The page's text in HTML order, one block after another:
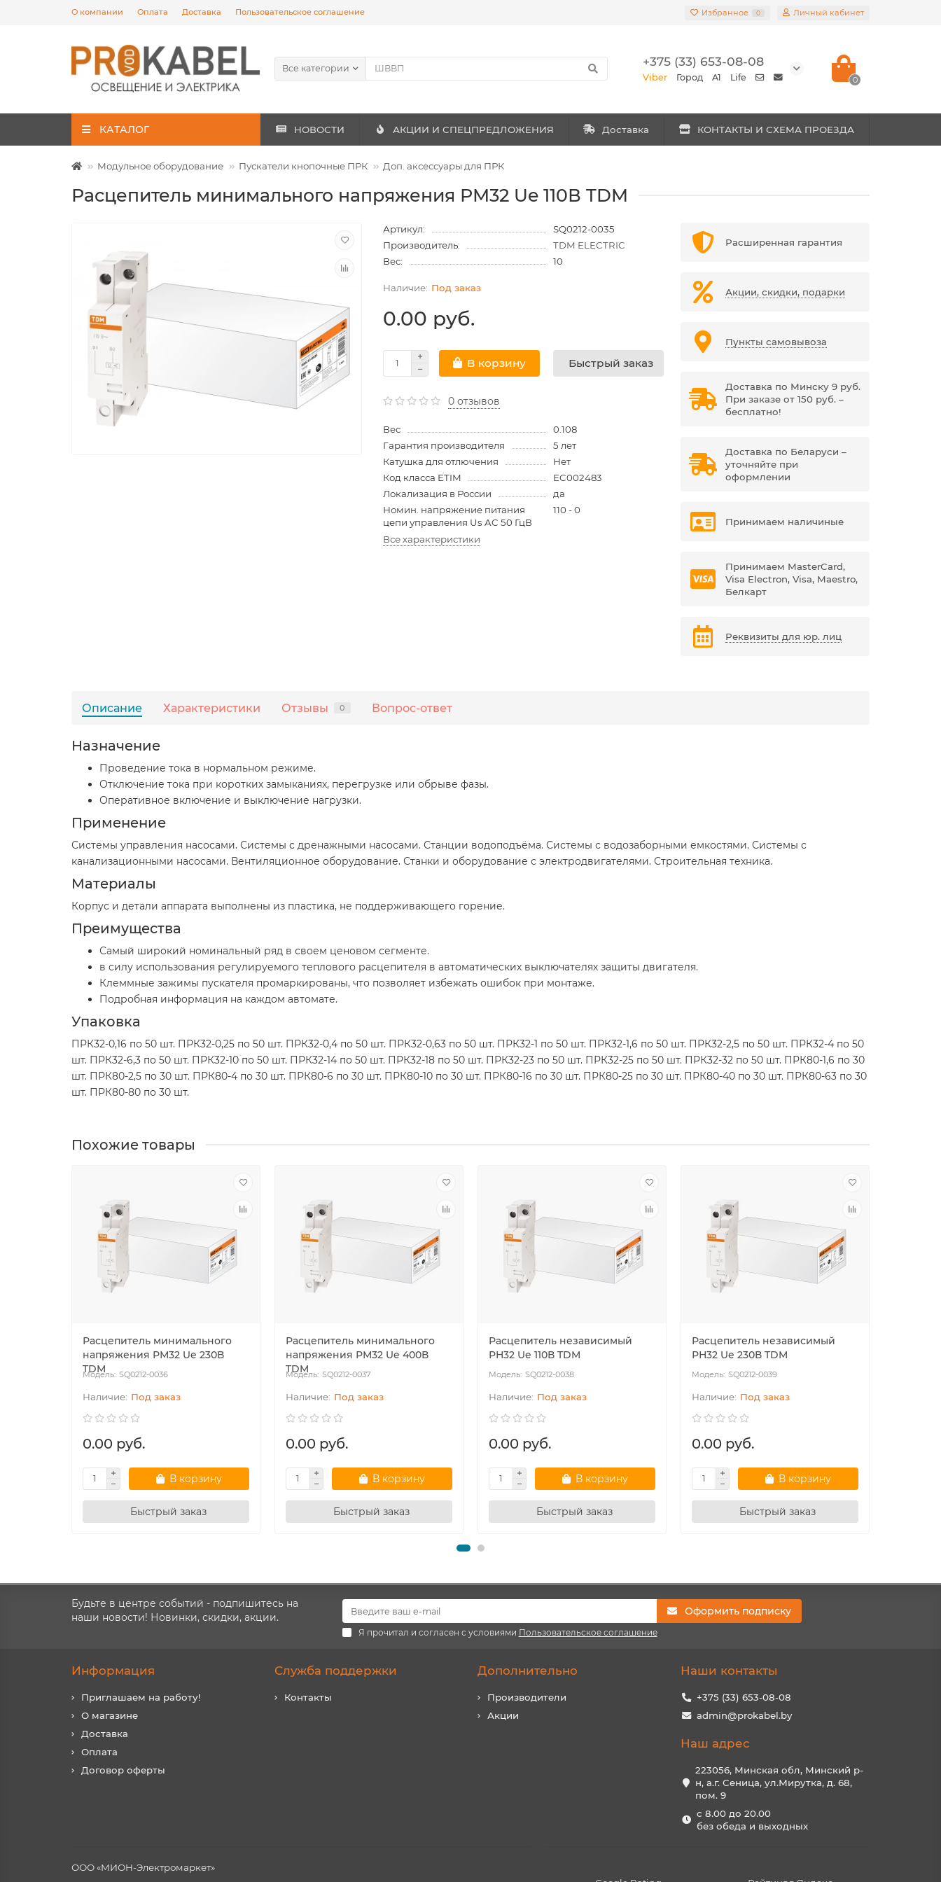
О компании Оплата Доставка Пользовательское соглашение Избранное 0 Личный кабинет
Все категории +375 (33) 653-08-08
Viber Город A1 Life 0
КАТАЛОГ НОВОСТИ АКЦИИ И СПЕЦПРЕДЛОЖЕНИЯ Доставка КОНТАКТЫ И СХЕМА ПРОЕЗДА
Модульное оборудование Пускатели кнопочные ПРК Доп. аксессуары для ПРК
Расцепитель минимального напряжения РМ32 Ue 110В TDM
Артикул:
SQ0212-0035
Производитель:
TDM ELECTRIC
Вес:
10
Под заказ
0.00 руб.
В корзину Быстрый заказ
0 отзывов
Вес
0.108
Гарантия производителя
5 лет
Катушка для отлючения
Нет
Код класса ETIM
EC002483
Локализация в России
да
Номин. напряжение питания
цепи управления Us AC 50 ГцВ
110 - 0
Все характеристики
Расширенная гарантия
Акции, скидки, подарки
Пункты самовывоза
Доставка по Минску 9 руб.
При заказе от 150 руб. –
бесплатно!
Доставка по Беларуси –
уточняйте при
оформлении
Принимаем наличиные
Принимаем MasterCard,
Visa Electron, Visa, Maestro,
Белкарт
Реквизиты для юр. лиц
Описание Характеристики Отзывы 0 Вопрос-ответ
Назначение
Проведение тока в нормальном режиме.
Отключение тока при коротких замыканиях, перегрузке или обрыве фазы.
Оперативное включение и выключение нагрузки.
Применение
Системы управления насосами. Системы с дренажными насосами. Станции водоподъёма. Системы с водозаборными емкостями. Системы с
канализационными насосами. Вентиляционное оборудование. Станки и оборудование с электродвигателями. Строительная техника.
Материалы
Корпус и детали аппарата выполнены из пластика, не поддерживающего горение.
Преимущества
Самый широкий номинальный ряд в своем ценовом сегменте.
в силу использования регулируемого теплового расцепителя в автоматических выключателях защиты двигателя.
Клеммные зажимы пускателя промаркированы, что позволяет избежать ошибок при монтаже.
Подробная информация на каждом автомате.
Упаковка
ПРК32-0,16 по 50 шт. ПРК32-0,25 по 50 шт. ПРК32-0,4 по 50 шт. ПРК32-0,63 по 50 шт. ПРК32-1 по 50 шт. ПРК32-1,6 по 50 шт. ПРК32-2,5 по 50 шт. ПРК32-4 по 50
шт. ПРК32-6,3 по 50 шт. ПРК32-10 по 50 шт. ПРК32-14 по 50 шт. ПРК32-18 по 50 шт. ПРК32-23 по 50 шт. ПРК32-25 по 50 шт. ПРК32-32 по 50 шт. ПРК80-1,6 по 30
шт. ПРК80-2,5 по 30 шт. ПРК80-4 по 30 шт. ПРК80-6 по 30 шт. ПРК80-10 по 30 шт. ПРК80-16 по 30 шт. ПРК80-25 по 30 шт. ПРК80-40 по 30 шт. ПРК80-63 по 30
шт. ПРК80-80 по 30 шт.
Похожие товары
Расцепитель минимального
напряжения РМ32 Ue 230В
TDM
SQ0212-0036
Под заказ
0.00 руб.
В корзину
Быстрый заказ
Расцепитель минимального
напряжения РМ32 Ue 400В
TDM
SQ0212-0037
Под заказ
0.00 руб.
В корзину
Быстрый заказ
Расцепитель независимый
РН32 Ue 110В TDM
SQ0212-0038
Под заказ
0.00 руб.
В корзину
Быстрый заказ
Расцепитель независимый
РН32 Ue 230В TDM
SQ0212-0039
Под заказ
0.00 руб.
В корзину
Быстрый заказ
Будьте в центре событий - подпишитесь на
наши новости! Новинки, скидки, акции.
Оформить подписку
Я прочитал и согласен с условиями Пользовательское соглашение
Информация
Приглашаем на работу!
О магазине
Доставка
Оплата
Договор оферты
Служба поддержки
Контакты
Дополнительно
Производители
Акции
Наши контакты
+375 (33) 653-08-08
admin@prokabel.by
Наш адрес
223056, Минская обл, Минский р-
н, а.г. Сеница, ул.Мирутка, д. 68,
пом. 9
с 8.00 до 20.00
без обеда и выходных
ООО «МИОН-Электромаркет»